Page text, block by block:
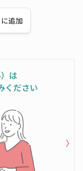
追加
は
ください